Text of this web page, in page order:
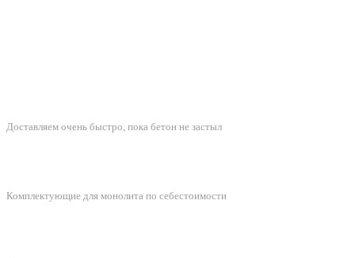
Доставляем очень быстро, пока бетон не застыл
Комплектующие для монолита по себестоимости